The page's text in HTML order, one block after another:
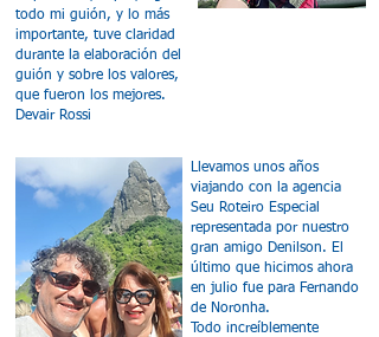
todo mi guión, y lo más
importante, tuve claridad
durante la elaboración del
guión y sobre los valores,
que fueron los mejores.
Devair Rossi
Llevamos unos años
viajando con la agencia
Seu Roteiro Especial
representada por nuestro
gran amigo Denilson. El
último que hicimos ahora
en julio fue para Fernando
de Noronha.
Todo increíblemente